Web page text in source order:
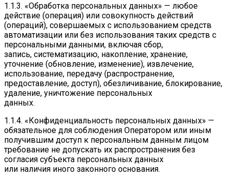
1.1.3. «Обработка персональных данных» — любое
действие (операция) или совокупность действий
(операций), совершаемых с использованием средств
автоматизации или без использования таких средств с
персональными данными, включая сбор,
запись, систематизацию, накопление, хранение,
уточнение (обновление, изменение), извлечение,
использование, передачу (распространение,
предоставление, доступ), обезличивание, блокирование,
удаление, уничтожение персональных
данных.
1.1.4. «Конфиденциальность персональных данных» —
обязательное для соблюдения Оператором или иным
получившим доступ к персональным данным лицом
требование не допускать их распространения без
согласия субъекта персональных данных
или наличия иного законного основания.